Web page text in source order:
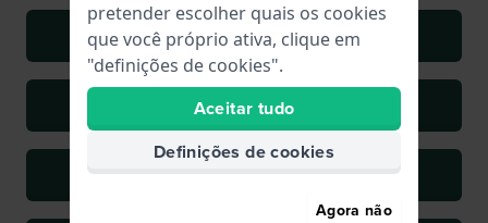
Relógios minimalistas
Relógios fase da lua
Relógios para desportos motorizados
pretender escolher quais os cookies
que você próprio ativa, clique em
"definições de cookies".
Aceitar tudo
Definições de cookies
Agora não